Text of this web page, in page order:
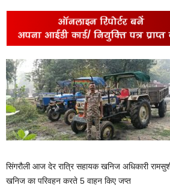
सिंगरौली आज देर रात्रि सहायक खनिज अधिकारी
खनिज का परिवहन करते 5 वाहन किए जप्त